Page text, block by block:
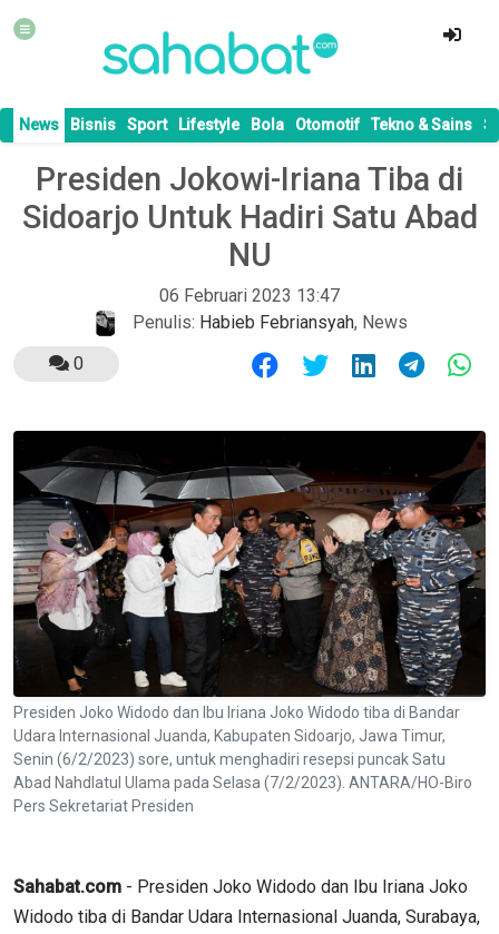
News Bisnis Sport Lifestyle Bola Otomotif Tekno & Sains
Presiden Jokowi-Iriana Tiba di
Sidoarjo Untuk Hadiri Satu Abad
NU
06 Februari 2023 13:47
Penulis: Habieb Febriansyah, News
0
Presiden Joko Widodo dan Ibu Iriana Joko Widodo tiba di Bandar
Udara Internasional Juanda, Kabupaten Sidoarjo, Jawa Timur,
Senin (6/2/2023) sore, untuk menghadiri resepsi puncak Satu
Abad Nahdlatul Ulama pada Selasa (7/2/2023). ANTARA/HO-Biro
Pers Sekretariat Presiden
Sahabat.com - Presiden Joko Widodo dan Ibu Iriana Joko
Widodo tiba di Bandar Udara Internasional Juanda, Surabaya,